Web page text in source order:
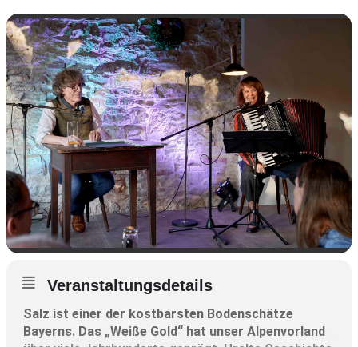
Veranstaltungsdetails
Salz ist einer der kostbarsten Bodenschätze
Bayerns. Das „Weiße Gold“ hat unser Alpenvorland